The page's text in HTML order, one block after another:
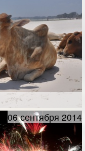
06 сентября 2014